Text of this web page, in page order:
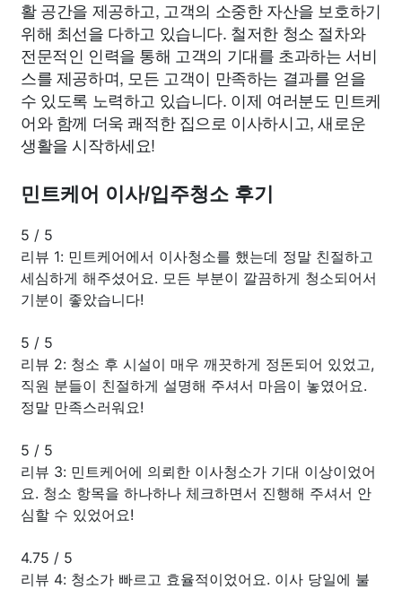
활 공간을 제공하고, 고객의 소중한 자산을 보호하기
위해 최선을 다하고 있습니다. 철저한 청소 절차와
전문적인 인력을 통해 고객의 기대를 초과하는 서비
스를 제공하며, 모든 고객이 만족하는 결과를 얻을
수 있도록 노력하고 있습니다. 이제 여러분도 민트케
어와 함께 더욱 쾌적한 집으로 이사하시고, 새로운
생활을 시작하세요!
민트케어 이사/입주청소 후기
5 / 5
리뷰 1: 민트케어에서 이사청소를 했는데 정말 친절하고
세심하게 해주셨어요. 모든 부분이 깔끔하게 청소되어서
기분이 좋았습니다!
5 / 5
리뷰 2: 청소 후 시설이 매우 깨끗하게 정돈되어 있었고,
직원 분들이 친절하게 설명해 주셔서 마음이 놓였어요.
정말 만족스러워요!
5 / 5
리뷰 3: 민트케어에 의뢰한 이사청소가 기대 이상이었어
요. 청소 항목을 하나하나 체크하면서 진행해 주셔서 안
심할 수 있었어요!
4.75 / 5
리뷰 4: 청소가 빠르고 효율적이었어요. 이사 당일에 불